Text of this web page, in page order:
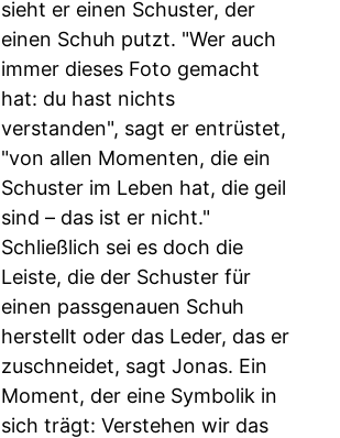
sieht er einen Schuster, der
einen Schuh putzt. "Wer auch
immer dieses Foto gemacht
hat: du hast nichts
verstanden", sagt er entrüstet,
"von allen Momenten, die ein
Schuster im Leben hat, die geil
sind – das ist er nicht."
Schließlich sei es doch die
Leiste, die der Schuster für
einen passgenauen Schuh
herstellt oder das Leder, das er
zuschneidet, sagt Jonas. Ein
Moment, der eine Symbolik in
sich trägt: Verstehen wir das